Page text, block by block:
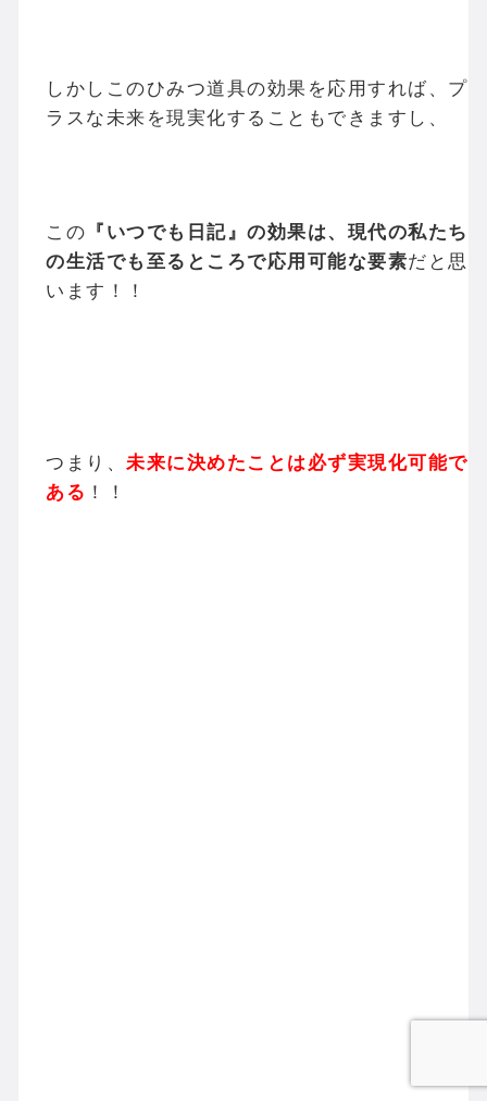
しかしこのひみつ道具の効果を応用すれば、プ
ラスな未来を現実化することもできますし、
この 『いつでも日記』の効果は、現代の私たち
の生活でも至るところで応用可能な要素だと思
います！！
つまり、 未来に決めたことは必ず実現化可能で
ある ！！